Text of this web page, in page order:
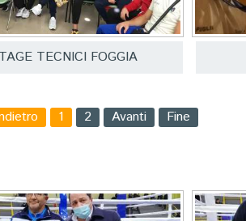
TECNICI FOGGIA
1 2 Avanti Fine